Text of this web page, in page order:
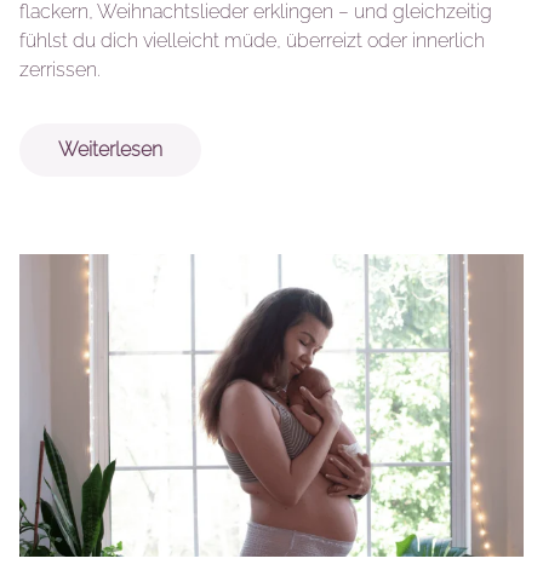
flackern, Weihnachtslieder erklingen – und gleichzeitig
fühlst du dich vielleicht müde, überreizt oder innerlich
zerrissen.
Weiterlesen